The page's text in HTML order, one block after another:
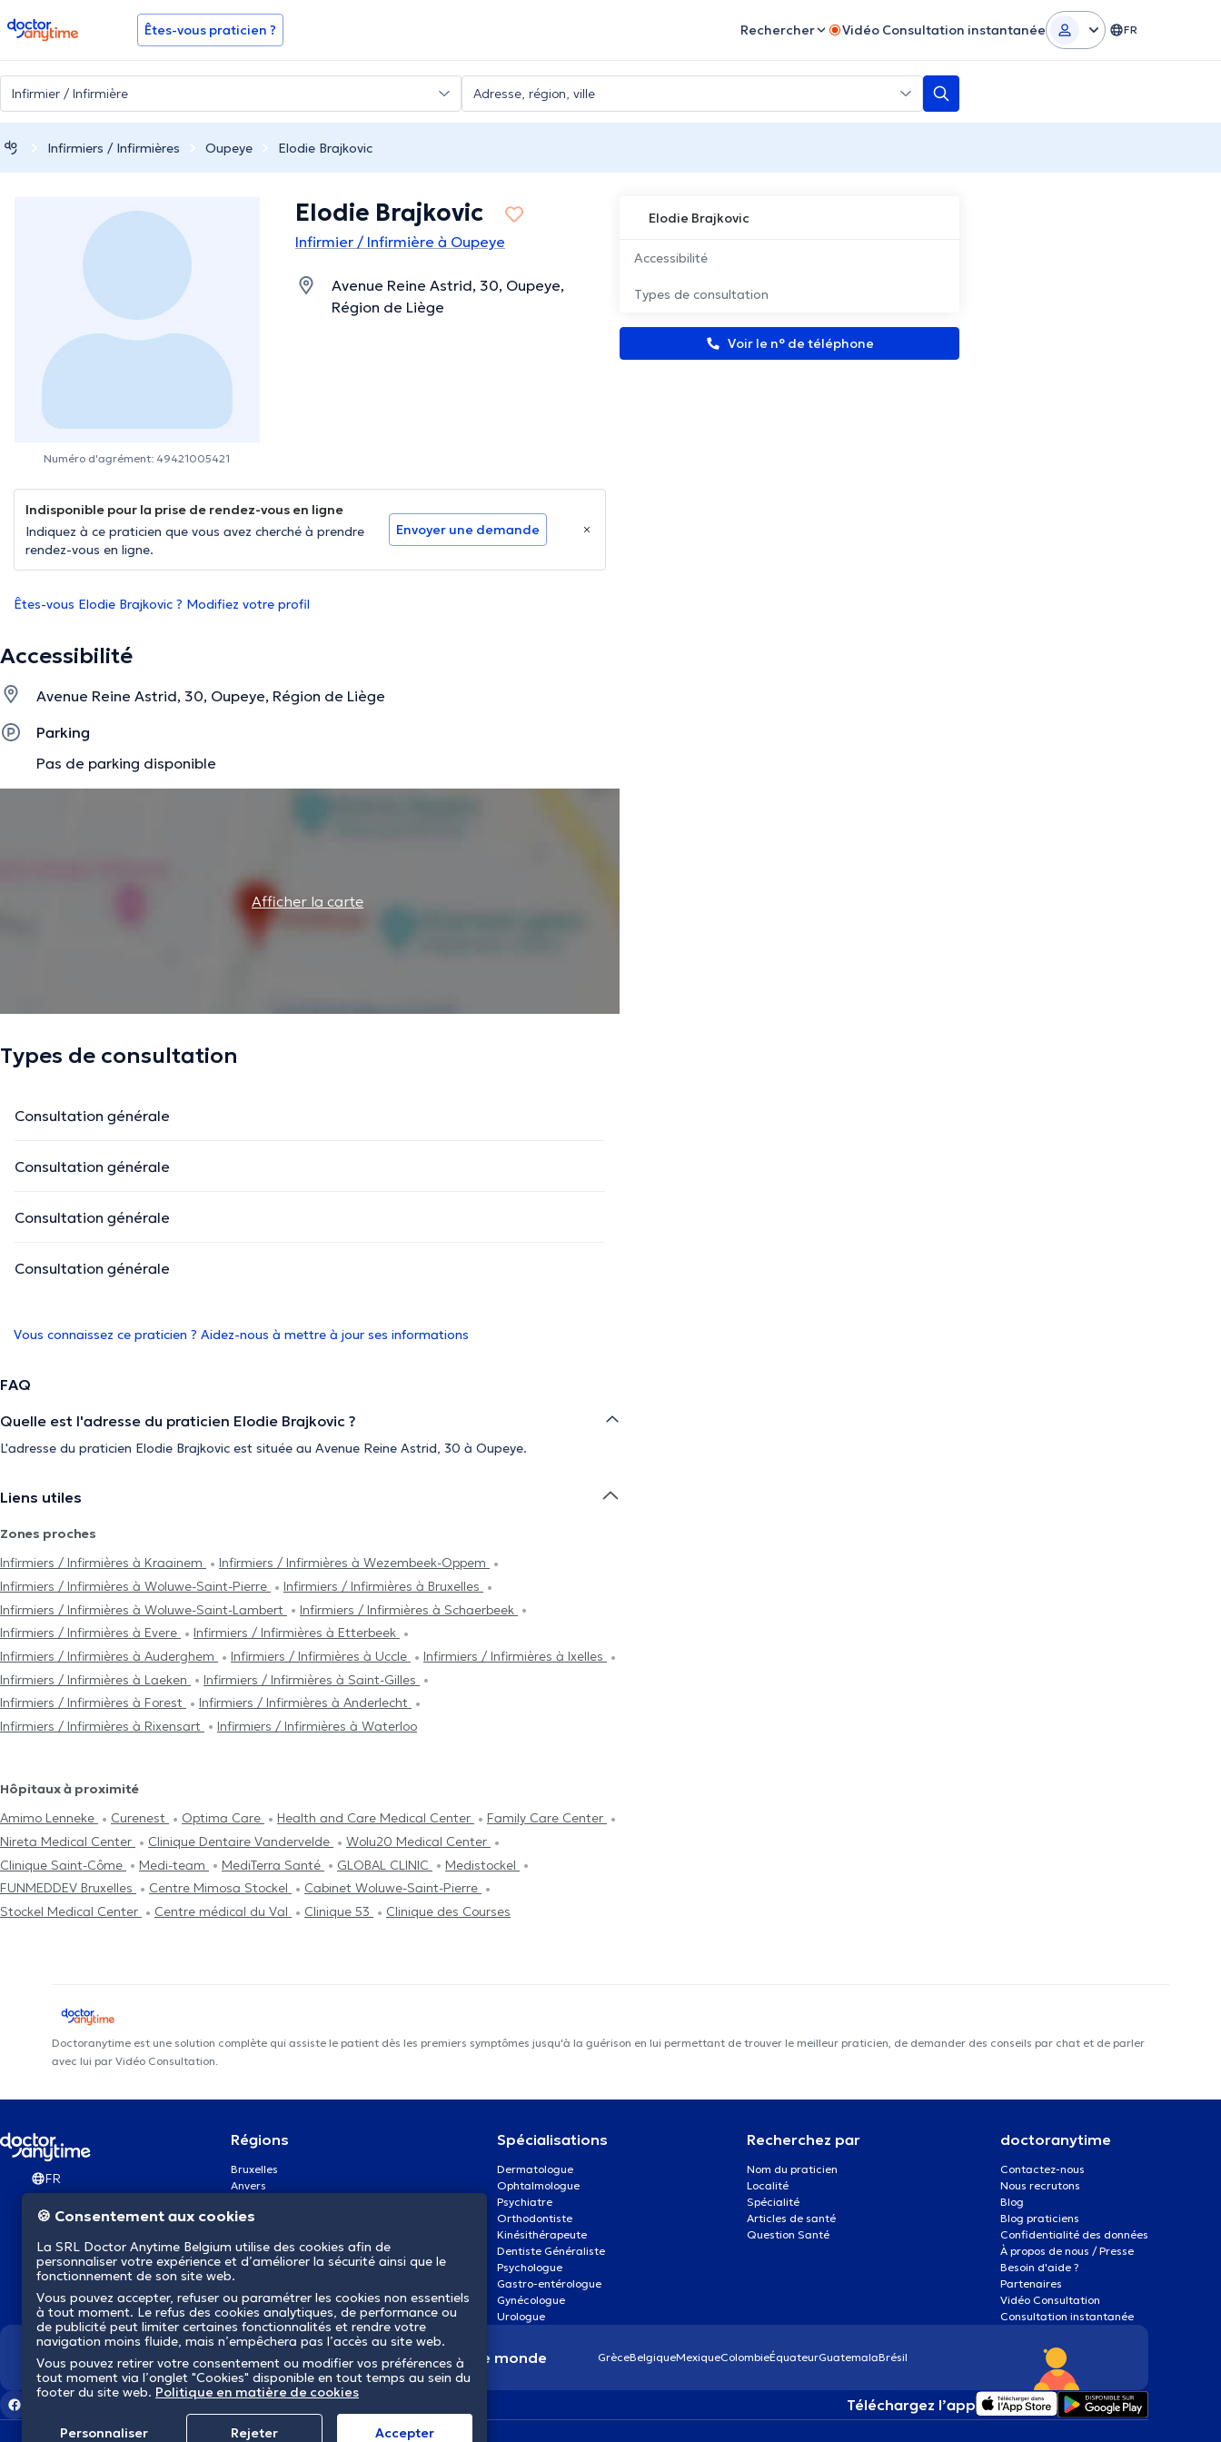
doctoranytime Êtes-vous praticien ? Rechercher Vidéo Consultation instantanée FR
Infirmiers / Infirmières Oupeye Elodie Brajkovic
Elodie Brajkovic
Accessibilité
Types de consultation
Voir le n° de téléphone
Numéro d'agrément: 49421005421
Elodie Brajkovic
Infirmier / Infirmière à Oupeye
Avenue Reine Astrid, 30, Oupeye,
Région de Liège
Indisponible pour la prise de rendez-vous en ligne
Indiquez à ce praticien que vous avez cherché à prendre
rendez-vous en ligne.
Envoyer une demande
Êtes-vous Elodie Brajkovic ? Modifiez votre profil
Accessibilité
Avenue Reine Astrid, 30, Oupeye, Région de Liège
Parking
Pas de parking disponible
Afficher la carte
Types de consultation
Consultation générale
Consultation générale
Consultation générale
Consultation générale
Vous connaissez ce praticien ? Aidez-nous à mettre à jour ses informations
FAQ
Quelle est l'adresse du praticien Elodie Brajkovic ?
L'adresse du praticien Elodie Brajkovic est située au Avenue Reine Astrid, 30 à Oupeye.
Liens utiles
Zones proches
Infirmiers / Infirmières à Kraainem
Infirmiers / Infirmières à Wezembeek-Oppem
Infirmiers / Infirmières à Woluwe-Saint-Pierre
Infirmiers / Infirmières à Bruxelles
Infirmiers / Infirmières à Woluwe-Saint-Lambert
Infirmiers / Infirmières à Schaerbeek
Infirmiers / Infirmières à Evere
Infirmiers / Infirmières à Etterbeek
Infirmiers / Infirmières à Auderghem
Infirmiers / Infirmières à Uccle
Infirmiers / Infirmières à Ixelles
Infirmiers / Infirmières à Laeken
Infirmiers / Infirmières à Saint-Gilles
Infirmiers / Infirmières à Forest
Infirmiers / Infirmières à Anderlecht
Infirmiers / Infirmières à Rixensart
Infirmiers / Infirmières à Waterloo
Hôpitaux à proximité
Amimo Lenneke
Curenest Optima Care Health and Care Medical Center
Family Care Center
Nireta Medical Center
Clinique Dentaire Vandervelde
Wolu20 Medical Center
Clinique Saint-Côme
Medi-team MediTerra Santé GLOBAL CLINIC
Medistockel
FUNMEDDEV Bruxelles
Centre Mimosa Stockel
Cabinet Woluwe-Saint-Pierre
Stockel Medical Center
Centre médical du Val Clinique 53 Clinique des Courses
Doctoranytime est une solution complète qui assiste le patient dès les premiers symptômes jusqu'à la guérison en lui permettant de trouver le meilleur praticien, de demander des conseils par chat et de parler
avec lui par Vidéo Consultation.
FR
Régions
Bruxelles
Anvers
Charleroi
Bruges
Namur
Louvain
Mons
Aalst Flandre-Orientale
Spécialisations
Dermatologue
Ophtalmologue
Psychiatre
Orthodontiste
Kinésithérapeute
Dentiste Généraliste
Psychologue
Gastro-entérologue
Gynécologue
Urologue
Recherchez par
Nom du praticien
Localité
Spécialité
Articles de santé
Question Santé
doctoranytime
Contactez-nous
Nous recrutons
Blog
Blog praticiens
Confidentialité des données
À propos de nous / Presse
Besoin d'aide ?
Partenaires
Vidéo Consultation
Consultation instantanée
Nous révolutionnons la santé dans le monde GrèceBelgiqueMexiqueColombieÉquateurGuatemalaBrésil
Téléchargez l’app
🍪 Consentement aux cookies
La SRL Doctor Anytime Belgium utilise des cookies afin de
personnaliser votre expérience et d’améliorer la sécurité ainsi que le
fonctionnement de son site web.
Vous pouvez accepter, refuser ou paramétrer les cookies non essentiels
à tout moment. Le refus des cookies analytiques, de performance ou
de publicité peut limiter certaines fonctionnalités et rendre votre
navigation moins fluide, mais n’empêchera pas l’accès au site web.
Vous pouvez retirer votre consentement ou modifier vos préférences à
tout moment via l’onglet "Cookies" disponible en tout temps au sein du
footer du site web. Politique en matière de cookies
Personnaliser Rejeter Αccepter